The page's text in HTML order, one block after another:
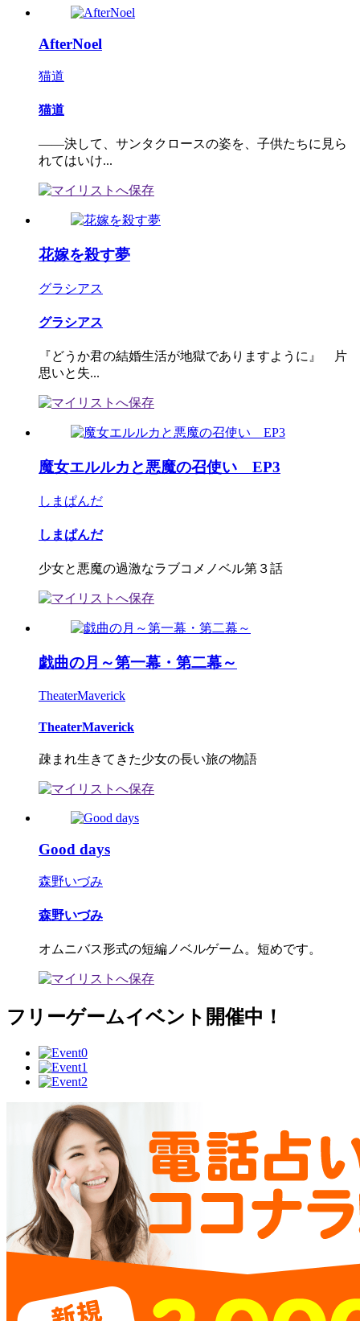
AfterNoel
猫道
猫道
――決して、サンタクロースの姿を、子供たちに見ら
れてはいけ...
花嫁を殺す夢
グラシアス
グラシアス
『どうか君の結婚生活が地獄でありますように』 片
思いと失...
魔女エルルカと悪魔の召使い EP3
しまぱんだ
しまぱんだ
少女と悪魔の過激なラブコメノベル第３話
戯曲の月～第一幕・第二幕～
TheaterMaverick
TheaterMaverick
疎まれ生きてきた少女の長い旅の物語
Good days
森野いづみ
森野いづみ
オムニバス形式の短編ノベルゲーム。短めです。
フリーゲームイベント開催中！